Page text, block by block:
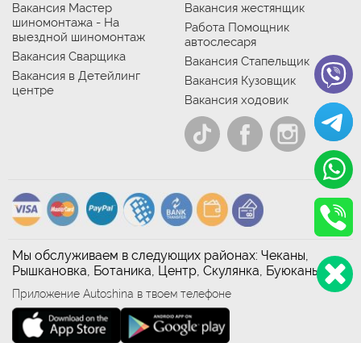
Вакансия Мастер
шиномонтажа - На
выездной шиномонтаж
Вакансия Сварщика
Вакансия в Детейлинг
центре
Вакансия жестянщик
Работа Помощник
автослесаря
Вакансия Стапельщик
Вакансия Кузовщик
Вакансия ходовик
Мы обслуживаем в следующих районах: Чеканы,
Рышкановка, Ботаника, Центр, Скулянка, Буюканы
Приложение Autoshina в твоем телефоне